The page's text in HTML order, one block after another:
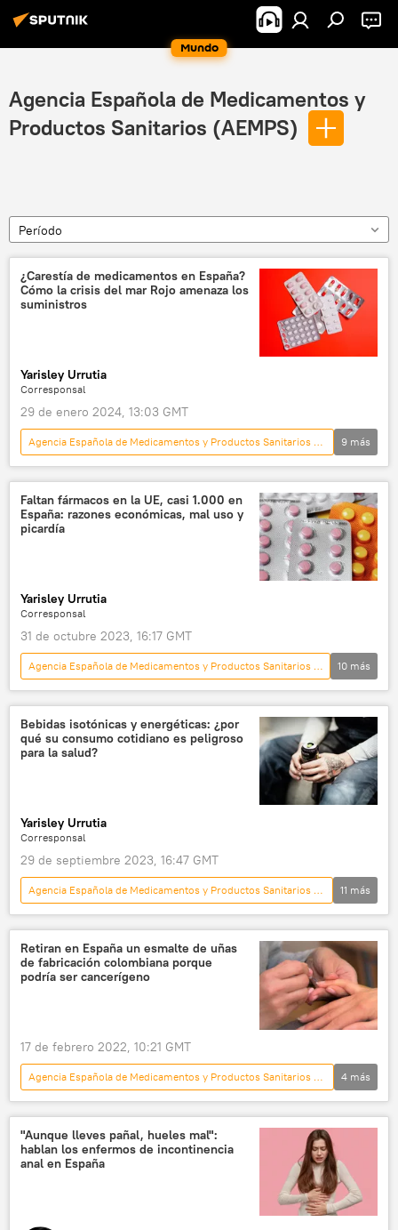
Mundo
Agencia Española de Medicamentos y
Productos Sanitarios (AEMPS)
Período
¿Carestía de medicamentos en España?
Cómo la crisis del mar Rojo amenaza los
suministros
Yarisley Urrutia
Corresponsal
29 de enero 2024, 13:03 GMT
Agencia Española de Medicamentos y Productos Sanitarios (AEMPS)
España
sociedad
💗 Salud
mar Rojo
📰 Crisis en el mar Rojo por ataques hutíes
9 más
Faltan fármacos en la UE, casi 1.000 en
España: razones económicas, mal uso y
picardía
Yarisley Urrutia
Corresponsal
31 de octubre 2023, 16:17 GMT
Agencia Española de Medicamentos y Productos Sanitarios (AEMPS)
España
💗 Salud
Bayer
📝 Reportajes
industria
medicamentos
desabasto de medicamentos
10 más
Bebidas isotónicas y energéticas: ¿por
qué su consumo cotidiano es peligroso
para la salud?
Yarisley Urrutia
Corresponsal
29 de septiembre 2023, 16:47 GMT
Agencia Española de Medicamentos y Productos Sanitarios (AEMPS)
Estilo de vida
🌍 Europa
📝 Reportajes
💗 Salud
consumo
sociedad
bebidas
cafeína
11 más
Retiran en España un esmalte de uñas
de fabricación colombiana porque
podría ser cancerígeno
17 de febrero 2022, 10:21 GMT
Agencia Española de Medicamentos y Productos Sanitarios (AEMPS)
España
Málaga
Barcelona
💗 Salud
4 más
"Aunque lleves pañal, hueles mal":
hablan los enfermos de incontinencia
anal en España